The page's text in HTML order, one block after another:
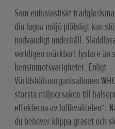
Som entusiastiskt
din lugna miljö plötsligt kan
nödvändigt underhåll.
verkligen märkbart tystare än
bensinmotsvarigheter. Enligt
Världshälsoorganisationen
största miljöorsaken till
effekterna av luftkvaliteten*.
du behöver klippa gräset och